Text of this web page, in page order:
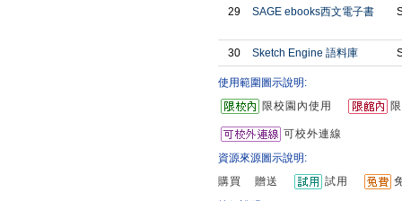
29 SAGE ebooks西文電子書
30 Sketch Engine 語料庫
使用範圍圖示說明:
限校園內使用
可校外連線
資源來源圖示說明:
購買
贈送 試用